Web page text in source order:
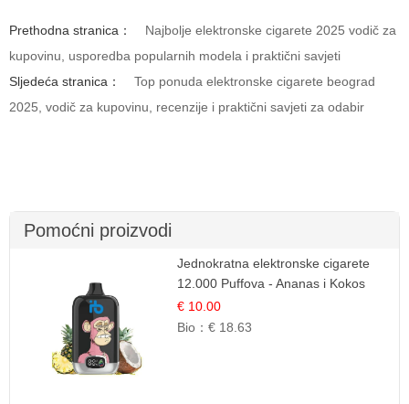
Prethodna stranica：
Najbolje elektronske cigarete 2025 vodič za
kupovinu, usporedba popularnih modela i praktični savjeti
Sljedeća stranica：
Top ponuda elektronske cigarete beograd
2025, vodič za kupovinu, recenzije i praktični savjeti za odabir
Pomoćni proizvodi
Jednokratna elektronske cigarete
12.000 Puffova - Ananas i Kokos
Sladoled | Tropski Desert
€ 10.00
Bio：€ 18.63